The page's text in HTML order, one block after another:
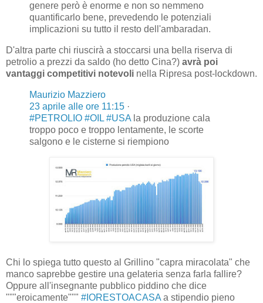
genere però è enorme e non so nemmeno
quantificarlo bene, prevedendo le potenziali
implicazioni su tutto il resto dell'ambaradan.
D'altra parte chi riuscirà a stoccarsi una bella riserva di
petrolio a prezzi da saldo (ho detto Cina?) avrà poi
vantaggi competitivi notevoli nella Ripresa post-lockdown.
Maurizio Mazziero
23 aprile alle ore 11:15 ·
#PETROLIO #OIL #USA la produzione cala
troppo poco e troppo lentamente, le scorte
salgono e le cisterne si riempiono
Chi lo spiega tutto questo al Grillino "capra miracolata" che
manco saprebbe gestire una gelateria senza farla fallire?
Oppure all'insegnante pubblico piddino che dice
"""eroicamente""" #IORESTOACASA a stipendio pieno